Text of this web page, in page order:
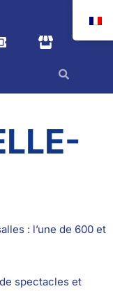
: l’une de 600 et
spectacles et